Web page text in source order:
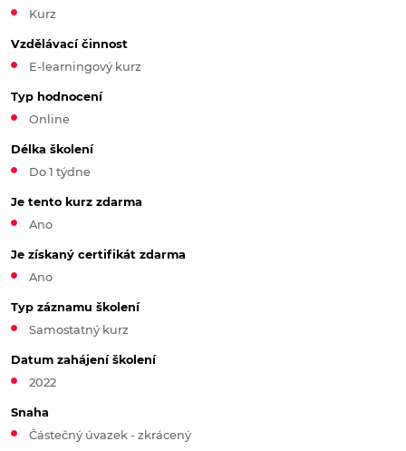
Kurz
Vzdělávací činnost
E-learningový kurz
Typ hodnocení
Online
Délka školení
Do 1 týdne
Je tento kurz zdarma
Ano
Je získaný certifikát zdarma
Ano
Typ záznamu školení
Samostatný kurz
Datum zahájení školení
2022
Snaha
Částečný úvazek - zkrácený